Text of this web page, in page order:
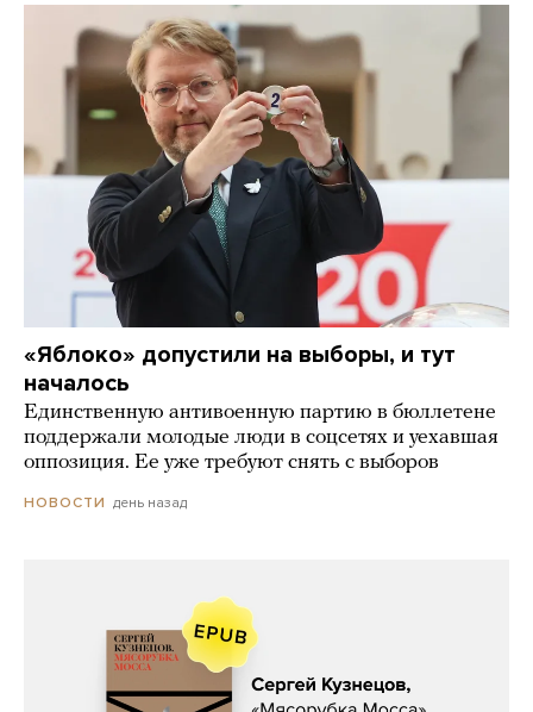
«Яблоко» допустили на выборы, и тут
началось
Единственную антивоенную партию в бюллетене
поддержали молодые люди в соцсетях и уехавшая
оппозиция. Ее уже требуют снять с выборов
НОВОСТИ день назад